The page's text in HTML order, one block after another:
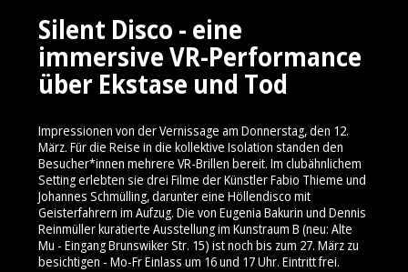
Silent Disco - eine
immersive VR-Performance
über Ekstase und Tod
Impressionen von der Vernissage am Donnerstag, den 12.
März. Für die Reise in die kollektive Isolation standen den
Besucher*innen mehrere VR-Brillen bereit. Im clubähnlichem
Setting erlebten sie drei Filme der Künstler Fabio Thieme und
Johannes Schmülling, darunter eine Höllendisco mit
Geisterfahrern im Aufzug. Die von Eugenia Bakurin und Dennis
Reinmüller kuratierte Ausstellung im Kunstraum B (neu: Alte
Mu - Eingang Brunswiker Str. 15) ist noch bis zum 27. März zu
besichtigen - Mo-Fr Einlass um 16 und 17 Uhr. Eintritt frei.